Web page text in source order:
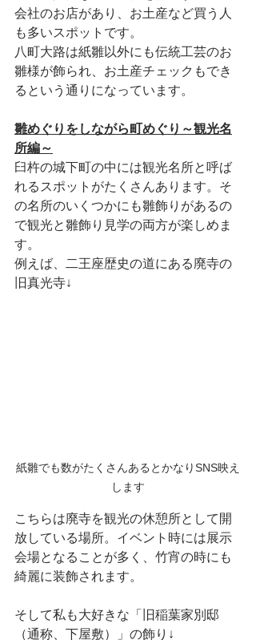
会社のお店があり、お土産など買う人
も多いスポットです。
八町大路は紙雛以外にも伝統工芸のお
雛様が飾られ、お土産チェックもでき
るという通りになっています。
雛めぐりをしながら町めぐり～観光名
所編～
臼杵の城下町の中には観光名所と呼ば
れるスポットがたくさんあります。そ
の名所のいくつかにも雛飾りがあるの
で観光と雛飾り見学の両方が楽しめま
す。
例えば、二王座歴史の道にある廃寺の
旧真光寺↓
紙雛でも数がたくさんあるとかなりSNS映え
します
こちらは廃寺を観光の休憩所として開
放している場所。イベント時には展示
会場となることが多く、竹宵の時にも
綺麗に装飾されます。
そして私も大好きな「旧稲葉家別邸
（通称、下屋敷）」の飾り↓